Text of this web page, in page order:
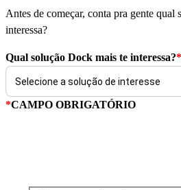
Antes de começar, conta pra gente qual
interessa?
Qual solução Dock mais te interessa?*
*CAMPO OBRIGATÓRIO